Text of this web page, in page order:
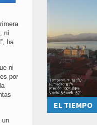
ni
ha
ni
por
un
EL TIEMPO